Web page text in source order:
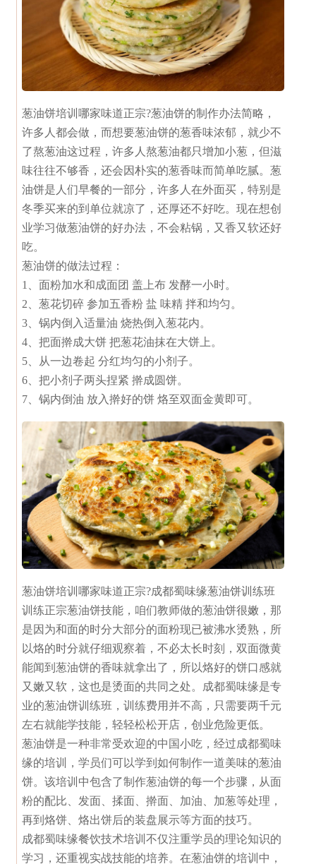
葱油饼培训哪家味道正宗?葱油饼的制作办法简略，
许多人都会做，而想要葱油饼的葱香味浓郁，就少不
了熬葱油这过程，许多人熬葱油都只增加小葱，但滋
味往往不够香，还会因朴实的葱香味而简单吃腻。葱
油饼是人们早餐的一部分，许多人在外面买，特别是
冬季买来的到单位就凉了，还厚还不好吃。现在想创
业学习做葱油饼的好办法，不会粘锅，又香又软还好
吃。
葱油饼的做法过程：
1、面粉加水和成面团 盖上布 发酵一小时。
2、葱花切碎 参加五香粉 盐 味精 拌和均匀。
3、锅内倒入适量油 烧热倒入葱花内。
4、把面擀成大饼 把葱花油抹在大饼上。
5、从一边卷起 分红均匀的小剂子。
6、把小剂子两头捏紧 擀成圆饼。
7、锅内倒油 放入擀好的饼 烙至双面金黄即可。
葱油饼培训哪家味道正宗?成都蜀味缘葱油饼训练班
训练正宗葱油饼技能，咱们教师做的葱油饼很嫩，那
是因为和面的时分大部分的面粉现已被沸水烫熟，所
以烙的时分就仔细观察着，不必太长时刻，双面微黄
能闻到葱油饼的香味就拿出了，所以烙好的饼口感就
又嫩又软，这也是烫面的共同之处。成都蜀味缘是专
业的葱油饼训练班，训练费用并不高，只需要两千元
左右就能学技能，轻轻松松开店，创业危险更低。
葱油饼是一种非常受欢迎的中国小吃，经过成都蜀味
缘的培训，学员们可以学到如何制作一道美味的葱油
饼。该培训中包含了制作葱油饼的每一个步骤，从面
粉的配比、发面、揉面、擀面、加油、加葱等处理，
再到烙饼、烙出饼后的装盘展示等方面的技巧。
成都蜀味缘餐饮技术培训不仅注重学员的理论知识的
学习，还重视实战技能的培养。在葱油饼的培训中，